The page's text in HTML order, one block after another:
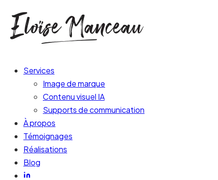
Services
Image de marque
Contenu visuel IA
Supports de communication
À propos
Témoignages
Réalisations
Blog